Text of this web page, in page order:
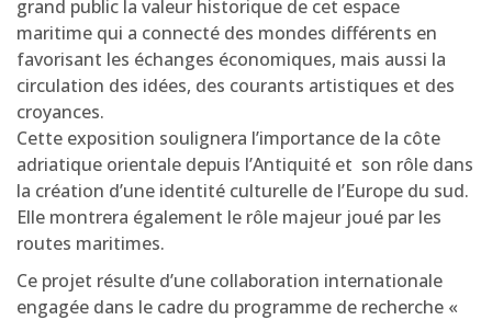
grand public la valeur historique de cet espace
maritime qui a connecté des mondes différents en
favorisant les échanges économiques, mais aussi la
circulation des idées, des courants artistiques et des
croyances.
Cette exposition soulignera l’importance de la côte
adriatique orientale depuis l’Antiquité et son rôle dans
la création d’une identité culturelle de l’Europe du sud.
Elle montrera également le rôle majeur joué par les
routes maritimes.
Ce projet résulte d’une collaboration internationale
engagée dans le cadre du programme de recherche «